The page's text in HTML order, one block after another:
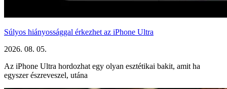
Súlyos hiányossággal érkezhet az iPhone Ultra
2026. 08. 05.
Az iPhone Ultra hordozhat egy olyan esztétikai bakit, amit ha
egyszer észreveszel, utána